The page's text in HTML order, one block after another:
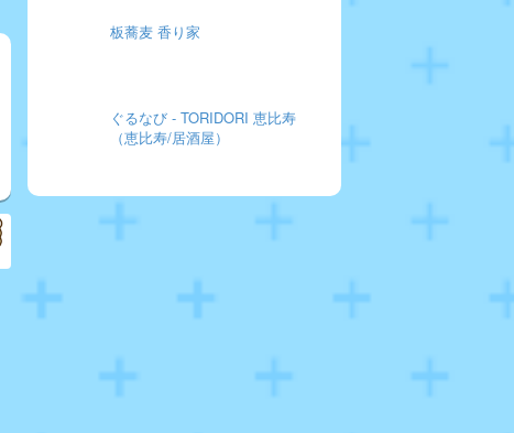
板蕎麦 香り家
ぐるなび - TORIDORI 恵比寿
（恵比寿/居酒屋）